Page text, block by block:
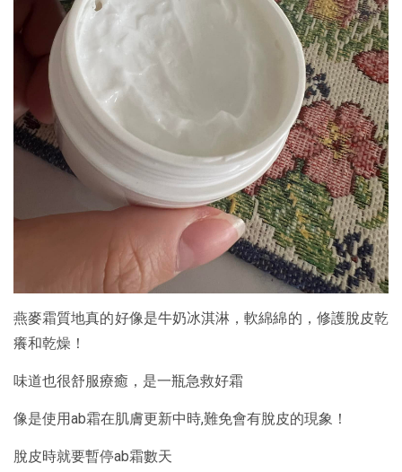
燕麥霜質地真的好像是牛奶冰淇淋，軟綿綿的，修護脫皮乾
癢和乾燥！
味道也很舒服療癒，是一瓶急救好霜
像是使用ab霜在肌膚更新中時,難免會有脫皮的現象！
脫皮時就要暫停ab霜數天